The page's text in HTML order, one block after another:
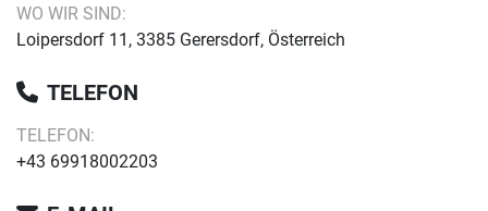
WO WIR SIND:
Loipersdorf 11, 3385 Gerersdorf, Österreich
TELEFON
TELEFON:
+43 69918002203